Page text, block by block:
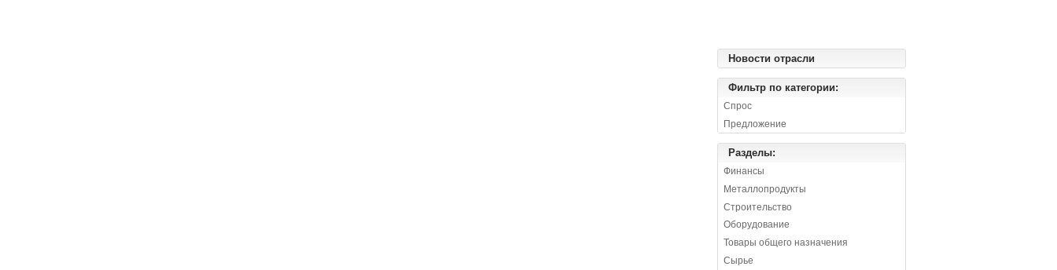
Новости отрасли
Фильтр по категории:
Спрос
Предложение
Разделы:
Финансы
Металлопродукты
Строительство
Оборудование
Товары общего назначения
Сырье